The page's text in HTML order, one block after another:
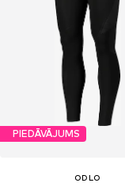
PIEDĀVĀJUMS
ODLO